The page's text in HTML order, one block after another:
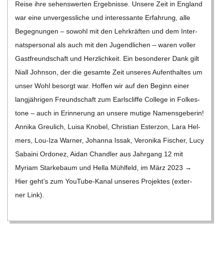
E
Reise ihre sehens­wer­ten Ergeb­nisse. Unsere Zeit in Eng­land
war eine unver­gess­li­che und inter­es­sante Erfah­rung, alle
Begeg­nun­gen – sowohl mit den Lehr­kräf­ten und dem Inter­
nats­per­so­nal als auch mit den Jugend­li­chen – waren vol­ler
Gast­freund­schaft und Herz­lich­keit. Ein beson­de­rer Dank gilt
Niall John­son, der die gesamte Zeit unse­res Auf­ent­hal­tes um
unser Wohl besorgt war. Hof­fen wir auf den Beginn einer
lang­jäh­ri­gen Freund­schaft zum Earls­cliffe Col­lege in Fol­kes­
tone – auch in Erin­ne­rung an unsere mutige Namens­ge­be­rin!
Annika Greu­lich, Luisa Kno­bel, Chris­tian Est­erzon, Lara Hel­
mers, Lou-Iza War­ner, Johanna Issak, Vero­nika Fischer, Lucy
Sabaini Ordo­nez, Aidan Chand­ler aus Jahr­gang 12 mit
Myriam Star­ke­baum und Hella Mühl­feld, im März 2023 →
Hier geht’s zum You­­Tube-Kanal unse­res Pro­jek­tes (exter­
ner Link).